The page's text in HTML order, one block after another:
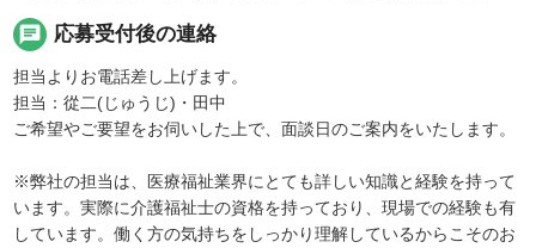
chat 応募受付後の連絡
担当よりお電話差し上げます。
担当：從二(じゅうじ)・田中
ご希望やご要望をお伺いした上で、面談日のご案内をいたします。
※弊社の担当は、医療福祉業界にとても詳しい知識と経験を持って
います。実際に介護福祉士の資格を持っており、現場での経験も有
しています。働く方の気持ちをしっかり理解しているからこそのお